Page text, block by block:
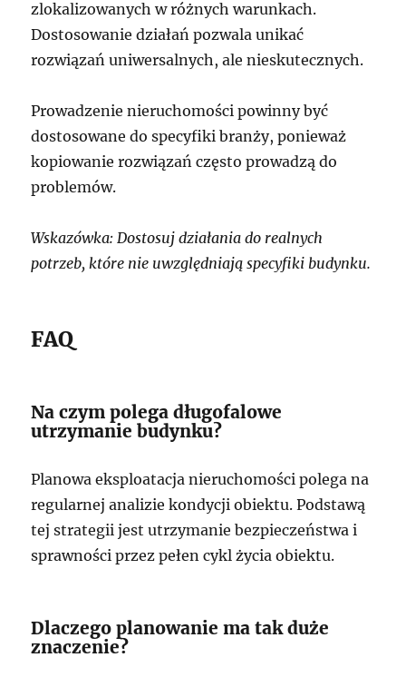
zlokalizowanych w różnych warunkach.
Dostosowanie działań pozwala unikać
rozwiązań uniwersalnych, ale nieskutecznych.
Prowadzenie nieruchomości powinny być
dostosowane do specyfiki branży, ponieważ
kopiowanie rozwiązań często prowadzą do
problemów.
Wskazówka: Dostosuj działania do realnych
potrzeb, które nie uwzględniają specyfiki budynku.
FAQ
Na czym polega długofalowe
utrzymanie budynku?
Planowa eksploatacja nieruchomości polega na
regularnej analizie kondycji obiektu. Podstawą
tej strategii jest utrzymanie bezpieczeństwa i
sprawności przez pełen cykl życia obiektu.
Dlaczego planowanie ma tak duże
znaczenie?